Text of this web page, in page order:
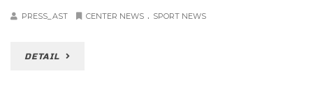
PRESS_AST CENTER NEWS . SPORT NEWS
DETAIL